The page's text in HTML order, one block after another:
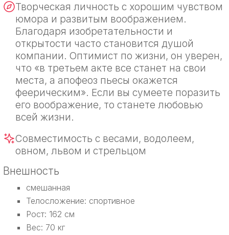
Творческая личность с хорошим чувством
юмора и развитым воображением.
Благодаря изобретательности и
открытости часто становится душой
компании. Оптимист по жизни, он уверен,
что «в третьем акте все станет на свои
места, а апофеоз пьесы окажется
феерическим». Если вы сумеете поразить
его воображение, то станете любовью
всей жизни.
Совместимость с весами, водолеем,
овном, львом и стрельцом
Внешность
смешанная
Телосложение: спортивное
Рост: 162 см
Вес: 70 кг